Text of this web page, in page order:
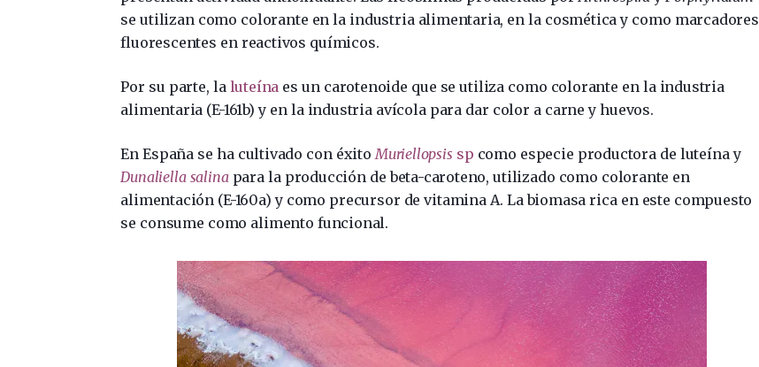
se utilizan como colorante en la industria alimentaria, en la cosmética y como marcadores
fluorescentes en reactivos químicos.
Por su parte, la luteína es un carotenoide que se utiliza como colorante en la industria
alimentaria (E-161b) y en la industria avícola para dar color a carne y huevos.
En España se ha cultivado con éxito Muriellopsis sp como especie productora de luteína y
Dunaliella salinapara la producción de beta-caroteno, utilizado como colorante en
alimentación (E-160a) y como precursor de vitamina A. La biomasa rica en este compuesto
se consume como alimento funcional.